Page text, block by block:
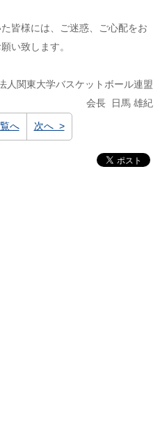
皆様には、ご迷惑、ご心配をお
い致します。
人関東大学バスケットボール連盟
会長 日馬 雄紀
へ 次へ >